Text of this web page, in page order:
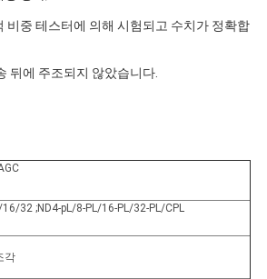
비중 테스터에 의해 시험되고 수치가 정확합
뒤에 주조되지 않았습니다.
32 ;ND4-pL/8-PL/16-PL/32-PL/CPL
각